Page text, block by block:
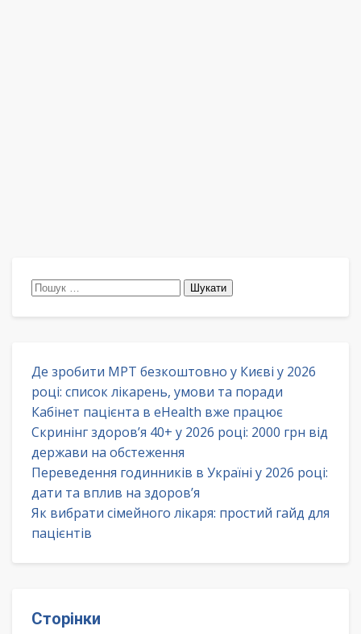
Пошук:
Де зробити МРТ безкоштовно у Києві у 2026
році: список лікарень, умови та поради
Кабінет пацієнта в eHealth вже працює
Скринінг здоров’я 40+ у 2026 році: 2000 грн від
держави на обстеження
Переведення годинників в Україні у 2026 році:
дати та вплив на здоров’я
Як вибрати сімейного лікаря: простий гайд для
пацієнтів
Сторінки